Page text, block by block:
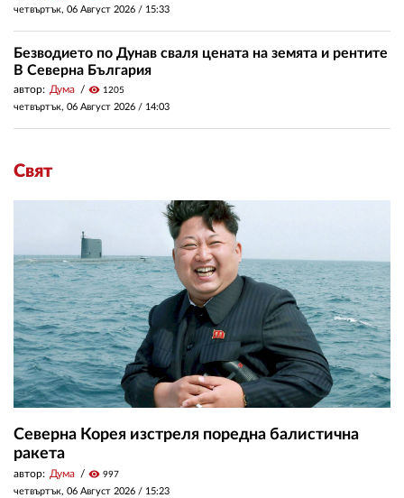
четвъртък, 06 Август 2026 / 15:33
Безводието по Дунав сваля цената на земята и рентите
В Северна България
автор: Дума visibility 1205
четвъртък, 06 Август 2026 / 14:03
Свят
Северна Корея изстреля поредна балистична
ракета
автор: Дума visibility 997
четвъртък, 06 Август 2026 / 15:23